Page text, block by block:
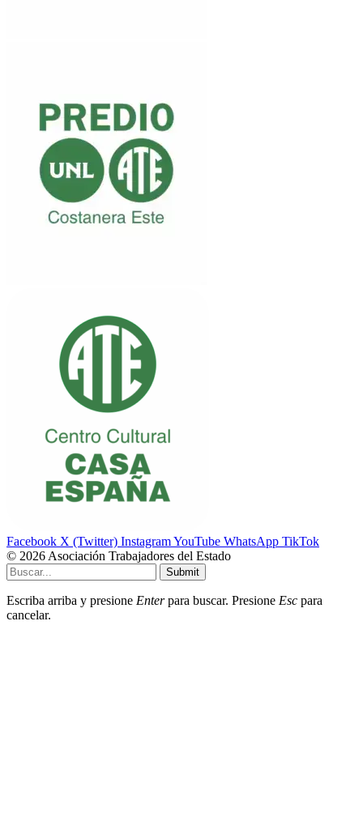
Facebook X (Twitter) InstagramYouTube WhatsApp TikTok
© 2026 Asociación Trabajadores del Estado
Submit
Escriba arriba y presione Enterpara buscar. Presione Esc para
cancelar.